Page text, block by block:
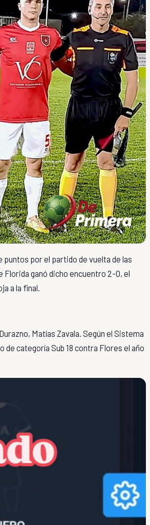
puntos por el partido de vuelta de las
Florida ganó dicho encuentro 2-0, el
a la final.
Matías Zavala. Según el Sistema
de categoría Sub 18 contra Flores el año